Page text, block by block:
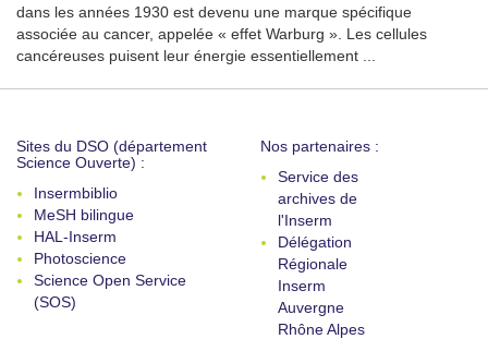
dans les années 1930 est devenu une marque spécifique
associée au cancer, appelée « effet Warburg ». Les cellules
cancéreuses puisent leur énergie essentiellement ...
Sites du DSO (département
Science Ouverte) :
Insermbiblio
MeSH bilingue
HAL-Inserm
Photoscience
Science Open Service
(SOS)
Nos partenaires :
Service des
archives de
l'Inserm
Délégation
Régionale
Inserm
Auvergne
Rhône Alpes